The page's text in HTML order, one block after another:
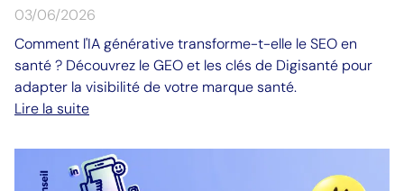
03/06/2026
Comment l'IA générative transforme-t-elle le SEO en
santé ? Découvrez le GEO et les clés de Digisanté pour
adapter la visibilité de votre marque santé.
Lire la suite